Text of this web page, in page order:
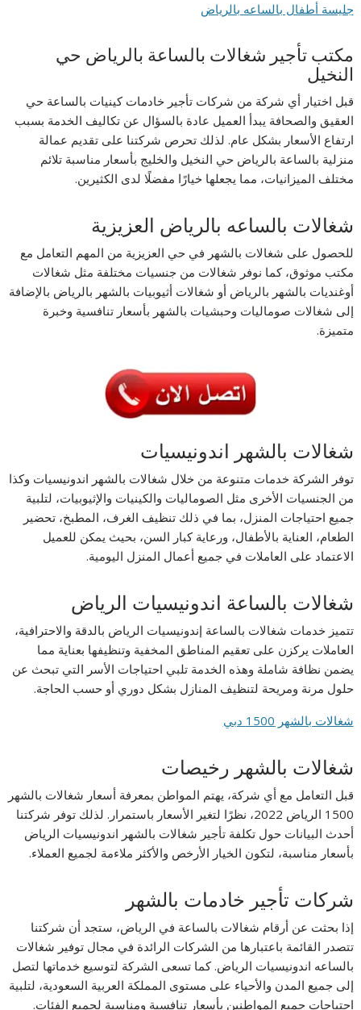
جليسة أطفال بالساعه بالرياض
مكتب تأجير شغالات بالساعة بالرياض حي
النخيل
قبل اختيار أي شركة من شركات تأجير خادمات كينيات بالساعة حي
العقيق والصحافة يبدأ العميل عادة بالسؤال عن تكاليف الخدمة بسبب
ارتفاع الأسعار بشكل عام. لذلك تحرص شركتنا على تقديم عمالة
منزلية بالساعة بالرياض حي النخيل والخليج بأسعار مناسبة تلائم
مختلف الميزانيات، مما يجعلها خيارًا مفضلًا لدى الكثيرين.
شغالات بالساعه بالرياض العزيزية
للحصول على شغالات بالشهر في حي العزيزية من المهم التعامل مع
مكتب موثوق، كما نوفر شغالات من جنسيات مختلفة مثل شغالات
أوغنديات بالشهر بالرياض أو شغالات أثيوبيات بالشهر بالرياض بالإضافة
إلى شغالات صوماليات وحبشيات بالشهر بأسعار تنافسية وخبرة
متميزة.
شغالات بالشهر اندونيسيات
توفر الشركة خدمات متنوعة من خلال شغالات بالشهر اندونيسيات وكذا
من الجنسيات الأخرى مثل الصوماليات والكينيات والإثيوبيات، لتلبية
جميع احتياجات المنزل، بما في ذلك تنظيف الغرف، المطبخ، تحضير
الطعام، العناية بالأطفال، ورعاية كبار السن، بحيث يمكن للعميل
الاعتماد على العاملات في جميع أعمال المنزل اليومية.
شغالات بالساعة اندونيسيات الرياض
تتميز خدمات شغالات بالساعة إندونيسيات الرياض بالدقة والاحترافية،
العاملات يركزن على تعقيم المناطق المخفية وتنظيفها بعناية مما
يضمن نظافة شاملة وهذه الخدمة تلبي احتياجات الأسر التي تبحث عن
حلول مرنة ومريحة لتنظيف المنازل بشكل دوري أو حسب الحاجة.
شغالات بالشهر 1500 دبي
شغالات بالشهر رخيصات
قبل التعامل مع أي شركة، يهتم المواطن بمعرفة أسعار شغالات بالشهر
1500 الرياض 2022، نظرًا لتغير الأسعار باستمرار. لذلك توفر شركتنا
أحدث البيانات حول تكلفة تأجير شغالات بالشهر اندونيسيات الرياض
بأسعار مناسبة، لتكون الخيار الأرخص والأكثر ملاءمة لجميع العملاء.
شركات تأجير خادمات بالشهر
إذا بحثت عن أرقام شغالات بالساعة في الرياض، ستجد أن شركتنا
تتصدر القائمة باعتبارها من الشركات الرائدة في مجال توفير شغالات
بالساعه اندونيسيات الرياض. كما تسعى الشركة لتوسيع خدماتها لتصل
إلى جميع المدن والأحياء على مستوى المملكة العربية السعودية، لتلبية
احتياجات جميع المواطنين بأسعار تنافسية ومناسبة لجميع الفئات.